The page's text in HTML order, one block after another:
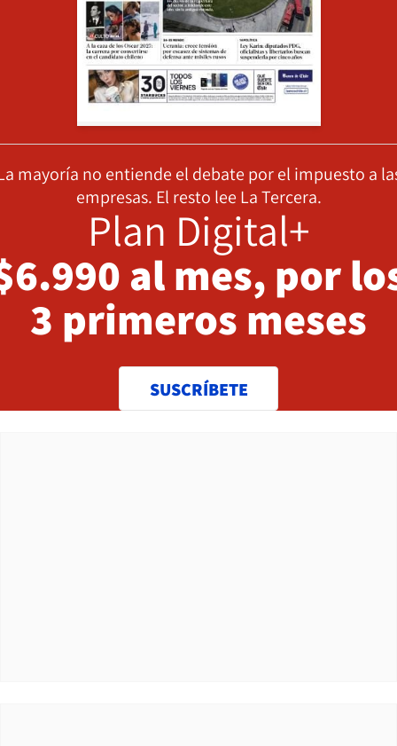
mayoría no entiende el debate por el impuesto a
empresas. El resto lee La Tercera.
Plan Digital+
al mes, por
3 primeros meses
SUSCRÍBETE